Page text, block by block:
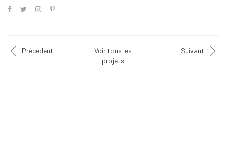
Précédent
Voir tous les
projets
Suivant